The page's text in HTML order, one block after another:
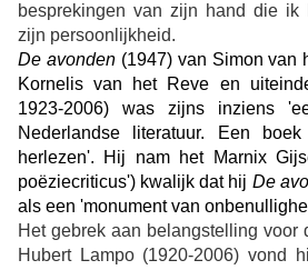
besprekingen van zijn hand die
zijn persoonlijkheid.
De avonden (1947) van Simon van
Kornelis van het Reve en
1923-2006) was zijns inziens
Nederlandse literatuur. Een
herlezen'. Hij nam het Marnix
poëziecriticus') kwalijk dat hij De
als een 'monument van
Het gebrek aan belangstelling voor
Hubert Lampo (1920-2006) vond